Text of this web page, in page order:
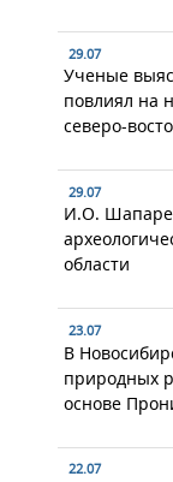
29.07
Ученые
повлиял на
северо-
29.07
И.О.
области
23.07
В
природных
основе
22.07